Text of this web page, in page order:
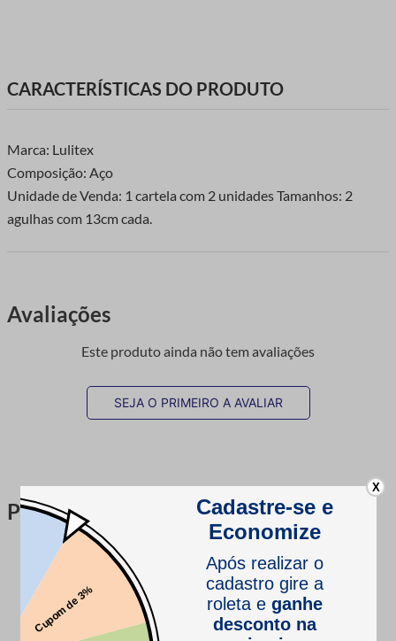
CARACTERÍSTICAS DO PRODUTO
Marca: Lulitex
Composição: Aço
Unidade de Venda: 1 cartela com 2 unidades Tamanhos: 2
agulhas com 13cm cada.
Avaliações
Este produto ainda não tem avaliações
SEJA O PRIMEIRO A AVALIAR
Perguntas & respostas
Este produto ainda não tem perguntas
SEJA O PRIMEIRO A PERGUNTAR
X